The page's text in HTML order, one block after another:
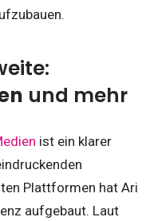
und mehr
ist ein klarer
Plattformen hat Ari
aufgebaut. Laut